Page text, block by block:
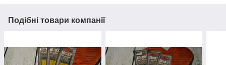
Подібні товари компанії